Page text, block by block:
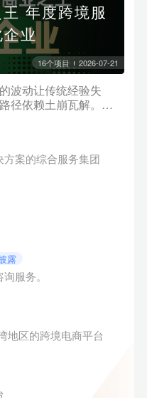
年度跨境服
业
16个项目 2026-07-21
波动让传统经验失
径依赖土崩瓦解。商
当多数人仍在讨论风
开始「造新船」。在
商业之王 年度
化支持、商业潜力等
台。本项目集为名册
案的综合服务集团
露
服务。
地区的跨境电商平台